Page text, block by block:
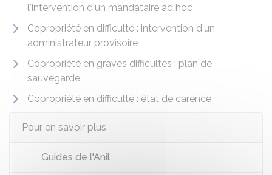
l'intervention d'un mandataire ad hoc
Copropriété en difficulté : intervention d'un
administrateur provisoire
Copropriété en graves difficultés : plan de
sauvegarde
Copropriété en difficulté : état de carence
Pour en savoir plus
Guides de l'Anil